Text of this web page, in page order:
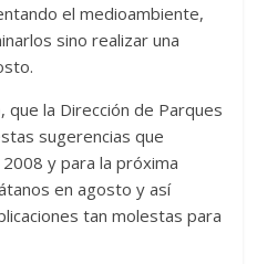
el medioambiente,
sino realizar una
la Dirección de Parques
sugerencias que
y para la próxima
en agosto y así
tan molestas para